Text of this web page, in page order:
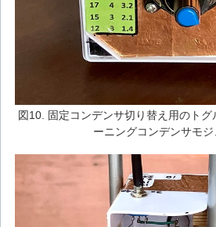
図10. 固定コンデンサ切り替え用のトグ
ーニングコンデンサモジ